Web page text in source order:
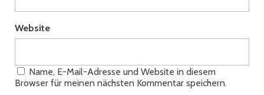
Website
Name, E-Mail-Adresse und Website in diesem
Browser für meinen nächsten Kommentar speichern.